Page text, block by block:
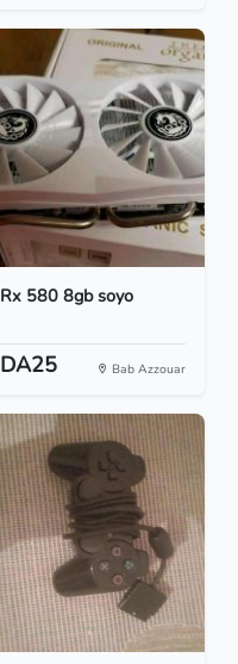
Rx 580 8gb soyo
DA25 Bab Azzouar